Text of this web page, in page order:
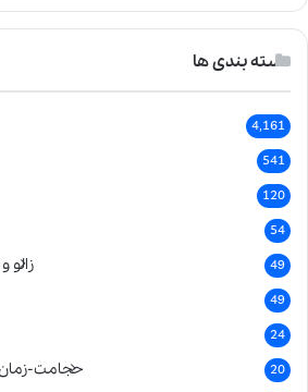
دسته بندی ها
4,161
541
120
54
زالو 49
49
24
حجامت- 20